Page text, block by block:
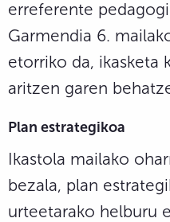
erreferente
Garmendia 6.
etorriko da, ikasketa
aritzen garen
Plan estrategikoa
Ikastola mailako
bezala, plan
urteetarako helburu